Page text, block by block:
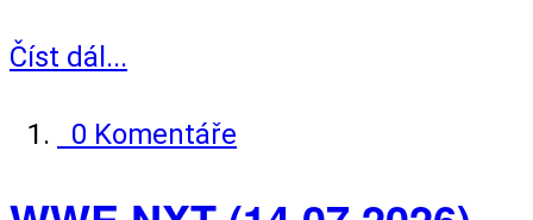
Číst dál...
0 Komentáře